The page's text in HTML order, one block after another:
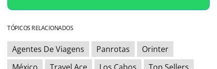
TÓPICOS RELACIONADOS
Agentes De Viagens Panrotas
Orinter